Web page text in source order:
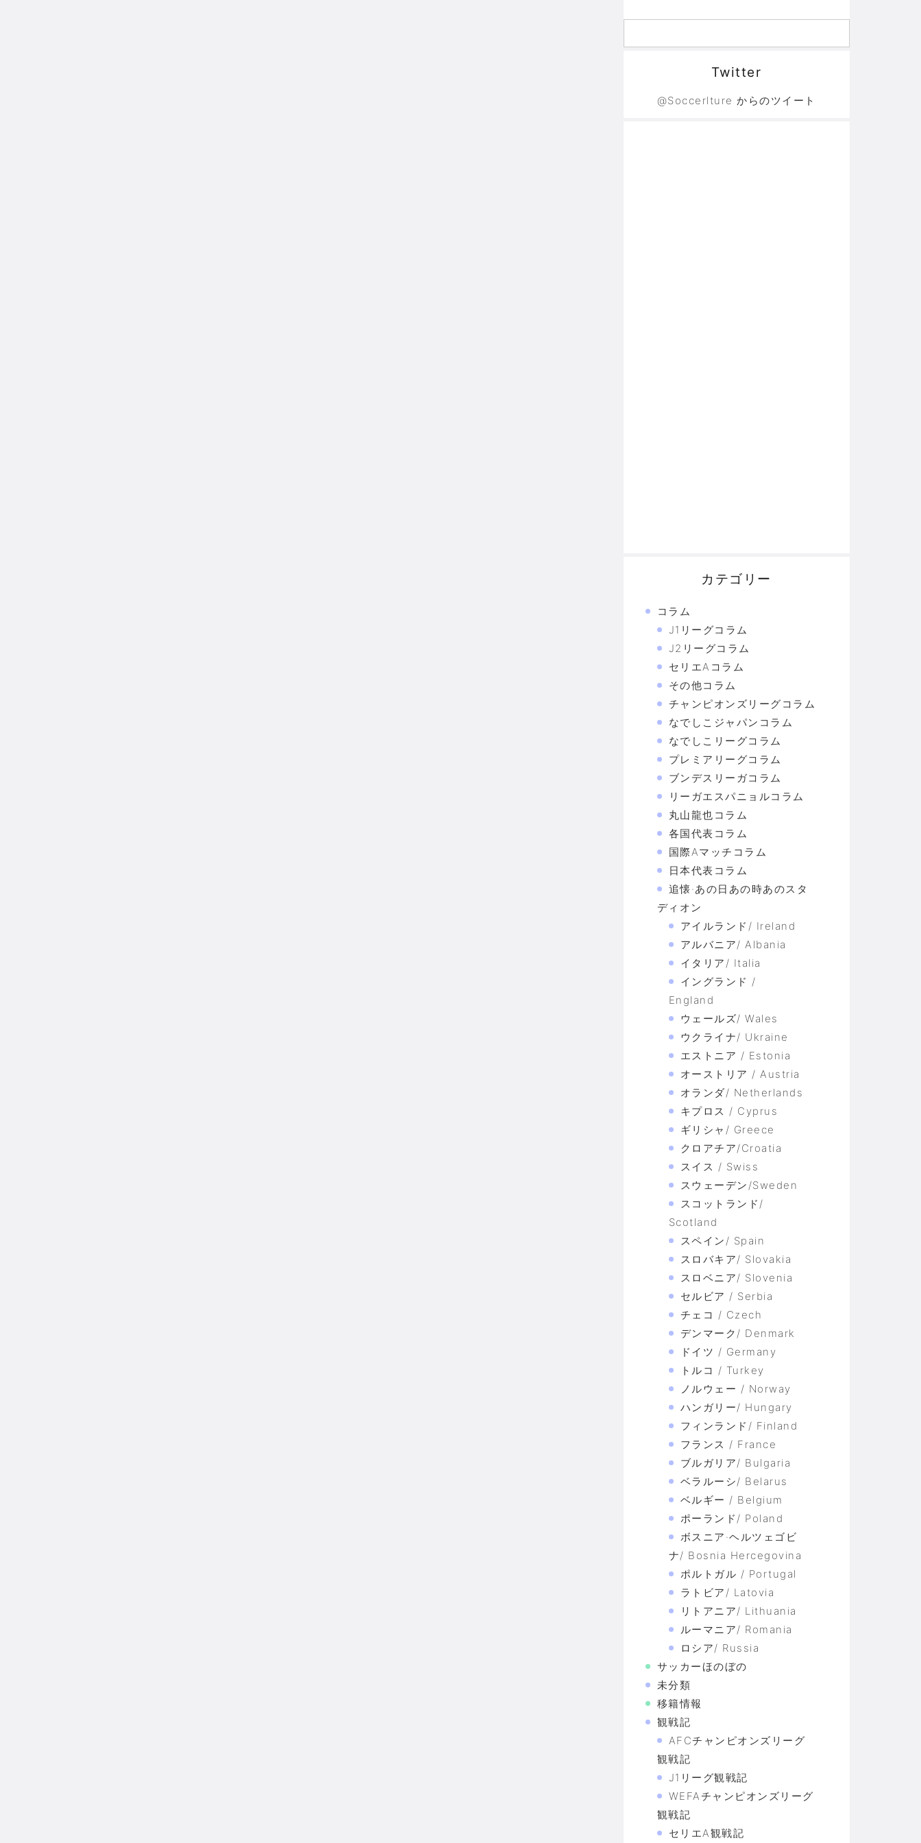
Twitter
@Soccerlture からのツイート
カテゴリー
コラム
J1リーグコラム
J2リーグコラム
セリエAコラム
その他コラム
チャンピオンズリーグコラム
なでしこジャパンコラム
なでしこリーグコラム
プレミアリーグコラム
ブンデスリーガコラム
リーガエスパニョルコラム
丸山龍也コラム
各国代表コラム
国際Aマッチコラム
日本代表コラム
追懐·あの日あの時あのスタ
ディオン
アイルランド/ Ireland
アルバニア/ Albania
イタリア/ Italia
イングランド /
England
ウェールズ/ Wales
ウクライナ/ Ukraine
エストニア / Estonia
オーストリア / Austria
オランダ/ Netherlands
キプロス / Cyprus
ギリシャ/ Greece
クロアチア/Croatia
スイス / Swiss
スウェーデン/Sweden
スコットランド/
Scotland
スペイン/ Spain
スロバキア/ Slovakia
スロベニア/ Slovenia
セルビア / Serbia
チェコ / Czech
デンマーク/ Denmark
ドイツ / Germany
トルコ / Turkey
ノルウェー / Norway
ハンガリー/ Hungary
フィンランド/ Finland
フランス / France
ブルガリア/ Bulgaria
ベラルーシ/ Belarus
ベルギー / Belgium
ポーランド/ Poland
ボスニア·ヘルツェゴビ
ナ/ Bosnia Hercegovina
ポルトガル / Portugal
ラトビア/ Latovia
リトアニア/ Lithuania
ルーマニア/ Romania
ロシア/ Russia
サッカーほのぼの
未分類
移籍情報
観戦記
AFCチャンピオンズリーグ
観戦記
J1リーグ観戦記
WEFAチャンピオンズリーグ
観戦記
セリエA観戦記